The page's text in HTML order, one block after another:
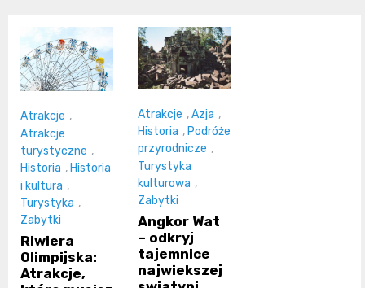
Atrakcje ,
Atrakcje
turystyczne ,
Historia , Historia
i kultura ,
Turystyka ,
Zabytki
Riwiera
Olimpijska:
Atrakcje,
Atrakcje ,Azja ,
Historia , Podróże
przyrodnicze ,
Turystyka
kulturowa ,
Zabytki
Angkor Wat
– odkryj
tajemnice
najwiekszej